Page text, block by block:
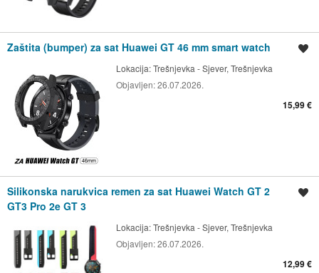
Zaštita (bumper) za sat Huawei GT 46 mm smart watch
Lokacija:Trešnjevka - Sjever, Trešnjevka
Objavljen:26.07.2026.
15,99 €
Silikonska narukvica remen za sat Huawei Watch GT 2
GT3 Pro 2e GT 3
Lokacija:Trešnjevka - Sjever, Trešnjevka
Objavljen:26.07.2026.
12,99 €